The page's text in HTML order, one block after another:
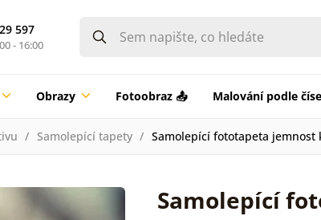
597
- 16:00
Obrazy Fotoobraz 📤 Malování podle
Samolepící tapety Samolepící fototapeta jemnost
Samolepící